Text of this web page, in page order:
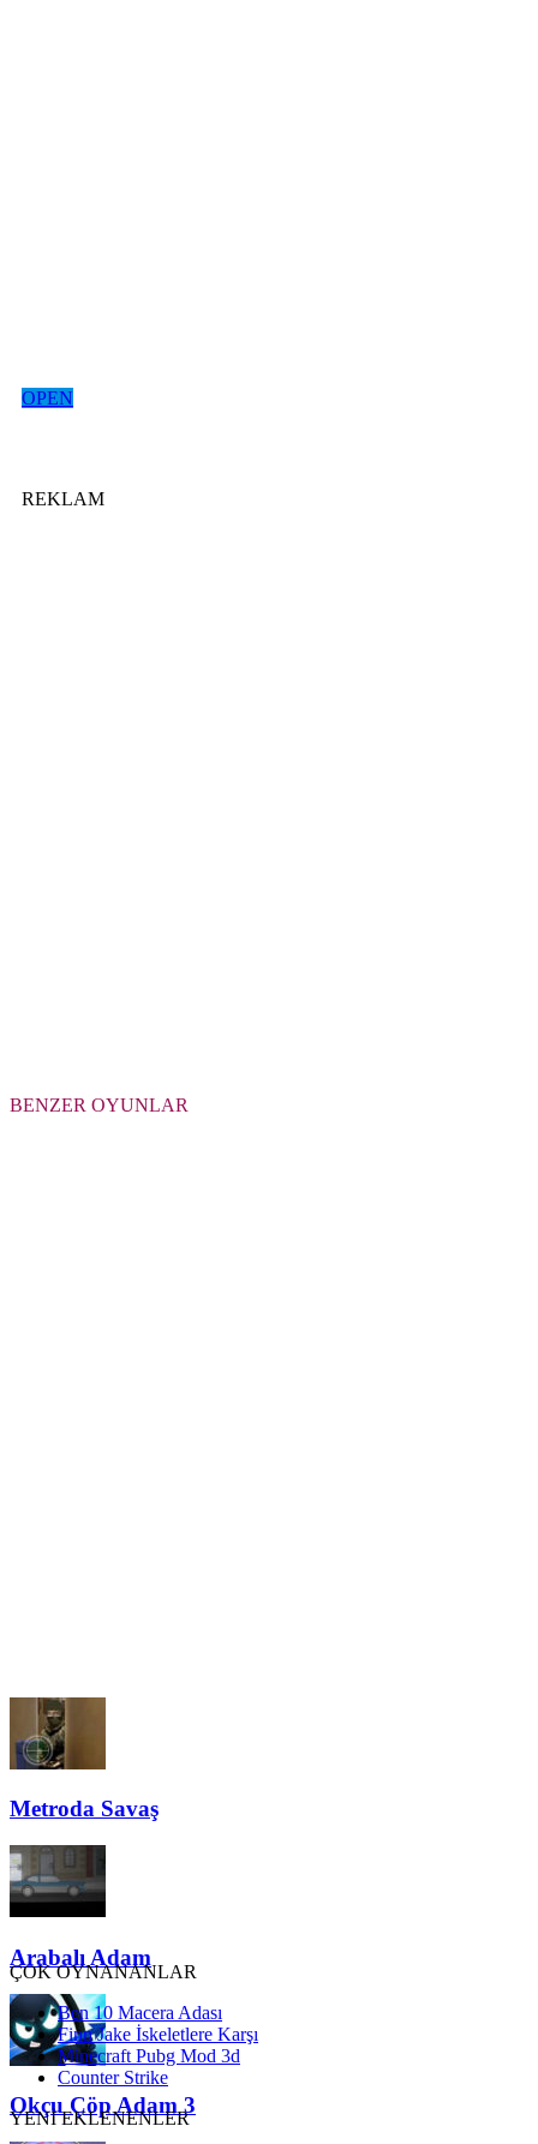
OPEN
REKLAM
BENZER OYUNLAR
Metroda Savaş
Arabalı Adam
Okçu Çöp Adam 3
ÇOK OYNANANLAR
Ben 10 Macera Adası
Finn Jake İskeletlere Karşı
Minecraft Pubg Mod 3d
Counter Strike
YENİ EKLENENLER